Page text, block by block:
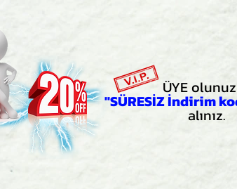
ÜYE
"SÜRESİZ İndirim
alınız.